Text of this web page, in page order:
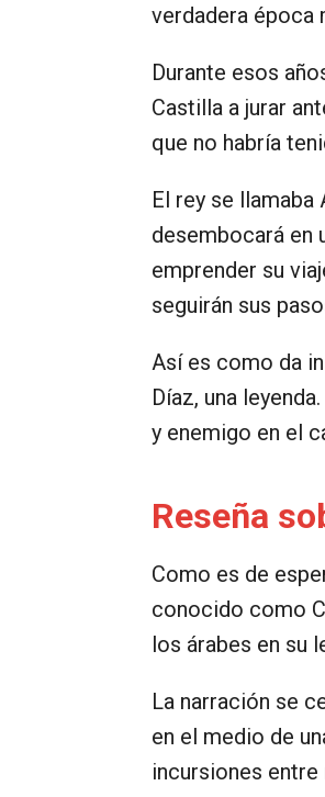
verdadera época
Durante esos
Castilla a jurar
que no habría
El rey se
desembocará en
emprender su
seguirán sus
Así es como da
Díaz, una
y enemigo en el
Reseña
Como es de
conocido como
los árabes en su
La narración se
en el medio de
incursiones